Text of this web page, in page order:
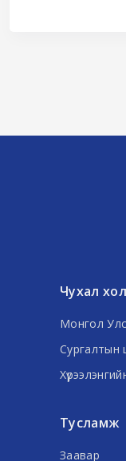
Чухал
Монгол
Сургалтын
Тусламж
Заавар